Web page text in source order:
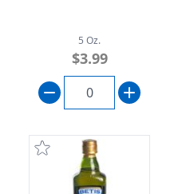
5 Oz.
$3.99